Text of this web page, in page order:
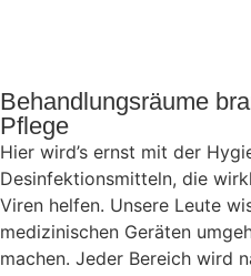
Behandlungsräume
Pflege
Hier wird’s ernst mit der
Desinfektionsmitteln, die
Viren helfen. Unsere Leute
medizinischen Geräten
machen. Jeder Bereich wird